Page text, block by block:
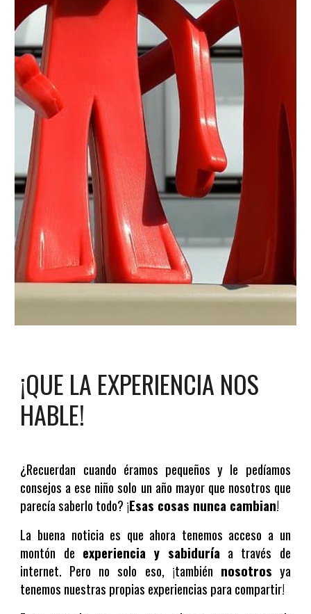
¡QUE LA EXPERIENCIA NOS
HABLE!
¿Recuerdan cuando éramos pequeños y le pedíamos
consejos a ese niño solo un año mayor que nosotros que
parecía saberlo todo? ¡Esas cosas nunca cambian!
La buena noticia es que ahora tenemos acceso a un
montón de experiencia y sabiduría a través de
internet. Pero no solo eso, ¡también nosotros ya
tenemos nuestras propias experiencias para compartir!